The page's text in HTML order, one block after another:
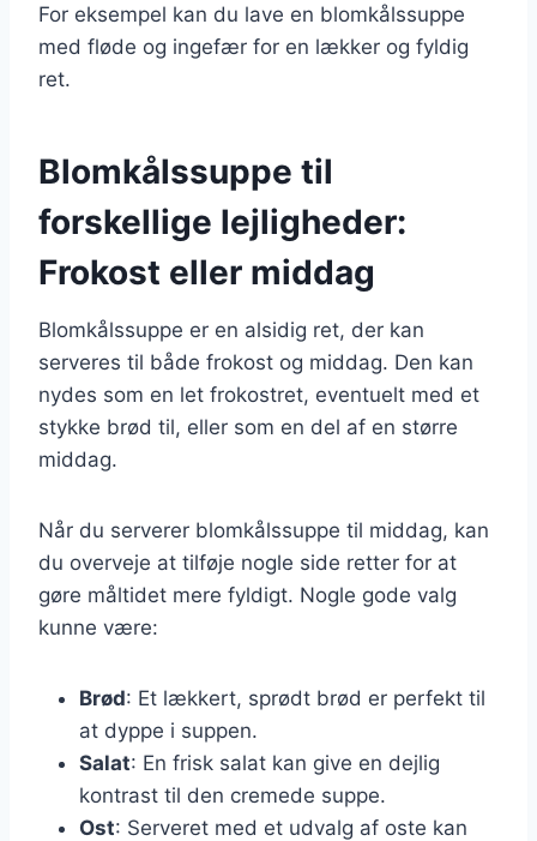
For eksempel kan du lave en blomkålssuppe
med fløde og ingefær for en lækker og fyldig
ret.
Blomkålssuppe til
forskellige lejligheder:
Frokost eller middag
Blomkålssuppe er en alsidig ret, der kan
serveres til både frokost og middag. Den kan
nydes som en let frokostret, eventuelt med et
stykke brød til, eller som en del af en større
middag.
Når du serverer blomkålssuppe til middag, kan
du overveje at tilføje nogle side retter for at
gøre måltidet mere fyldigt. Nogle gode valg
kunne være:
Brød: Et lækkert, sprødt brød er perfekt til
at dyppe i suppen.
Salat: En frisk salat kan give en dejlig
kontrast til den cremede suppe.
Ost: Serveret med et udvalg af oste kan